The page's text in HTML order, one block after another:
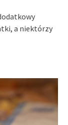
a niektórzy